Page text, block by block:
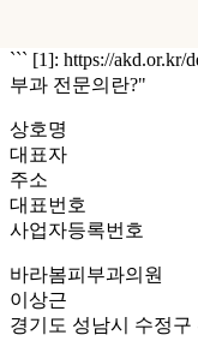
``` [1]: https://akd.or.kr/
부과 전문의란?"
상호명
대표자
주소
대표번호
사업자등록번호
바라봄피부과의원
이상근
경기도 성남시 수정구